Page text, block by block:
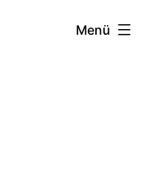
Menü